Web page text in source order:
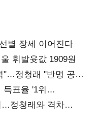
별 장세 이어진다
휘발윳값 1909원
"…정청래 "반명 공세
표율 '1위
…정청래와 격차